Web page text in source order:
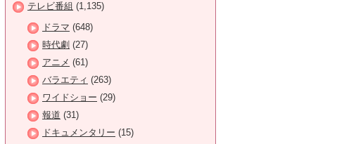
テレビ番組 (1,135)
ドラマ (648)
時代劇 (27)
アニメ (61)
バラエティ (263)
ワイドショー (29)
報道 (31)
ドキュメンタリー (15)